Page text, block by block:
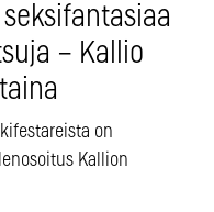
– Kallio
on
Kallion